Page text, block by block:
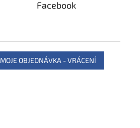
Facebook
MOJE OBJEDNÁVKA - VRÁCENÍ